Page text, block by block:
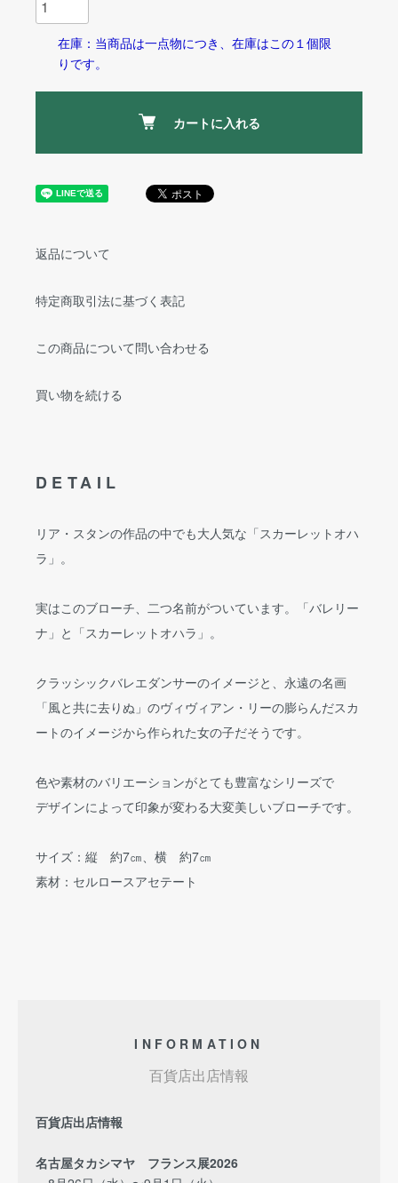
在庫：当商品は一点物につき、在庫はこの１個限
りです。
カートに入れる
返品について
特定商取引法に基づく表記
この商品について問い合わせる
買い物を続ける
DETAIL
リア・スタンの作品の中でも大人気な「スカーレットオハ
ラ」。
実はこのブローチ、二つ名前がついています。「バレリー
ナ」と「スカーレットオハラ」。
クラッシックバレエダンサーのイメージと、永遠の名画
「風と共に去りぬ」のヴィヴィアン・リーの膨らんだスカ
ートのイメージから作られた女の子だそうです。
色や素材のバリエーションがとても豊富なシリーズで
デザインによって印象が変わる大変美しいブローチです。
サイズ：縦 約7㎝、横 約7㎝
素材：セルロースアセテート
INFORMATION
百貨店出店情報
百貨店出店情報
名古屋タカシマヤ フランス展2026